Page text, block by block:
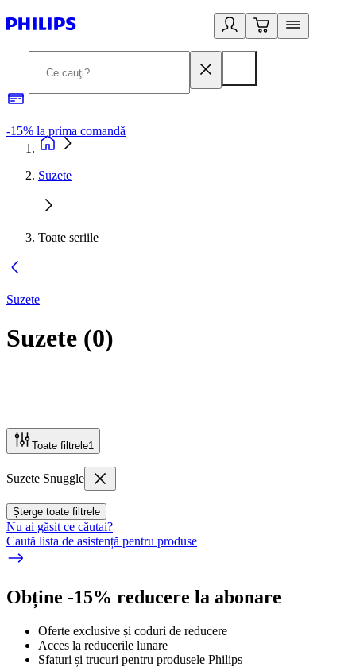
-15% la prima comandă
Suzete
Toate seriile
Suzete
Suzete (0)
Toate filtrele1
Suzete Snuggle
Șterge toate filtrele
Nu ai găsit ce căutai?
Caută lista de asistență pentru produse
Obține -15% reducere la abonare
Oferte exclusive și coduri de reducere
Acces la reducerile lunare
Sfaturi și trucuri pentru produsele Philips